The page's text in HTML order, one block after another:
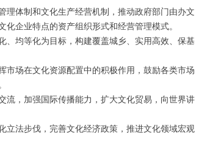
体制和文化生产经营机制，推动政府部门由办文
企业特点的资产组织形式和经营管理模式。
均等化为目标，构建覆盖城乡、实用高效、保基
场在文化资源配置中的积极作用，鼓励各类市场
，加强国际传播能力，扩大文化贸易，向世界讲
法步伐，完善文化经济政策，推进文化领域宏观